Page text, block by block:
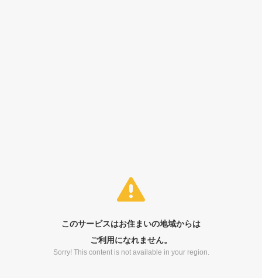
このサービスはお住まいの地域からは
ご利用になれません。
Sorry! This content is not available in your region.